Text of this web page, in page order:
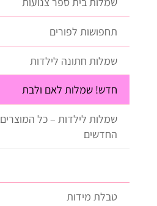
תחפושות לפורים
שמלות חתונה לילדות
חדש! שמלות לאם ולבת
שמלות לילדות – כל המוצרים
החדשים
טבלת מידות